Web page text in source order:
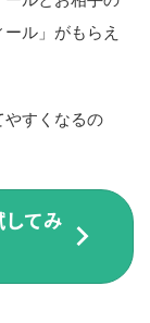
ル」がもらえ
やすくなるの
てみ